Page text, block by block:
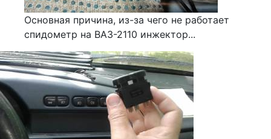
Основная причина, из-за чего не работает
спидометр на ВАЗ-2110 инжектор...